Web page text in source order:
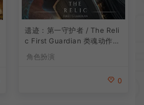
遗迹：第一守护者 / The Reli
c First Guardian 类魂动作R
PG游戏
角色扮演
0